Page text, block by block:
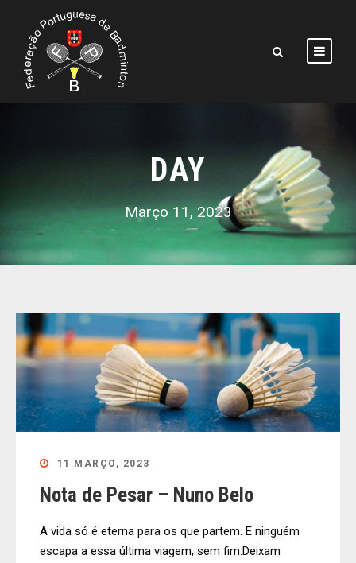
DAY
Março 11, 2023
11 MARÇO, 2023
Nota de Pesar – Nuno Belo
A vida só é eterna para os que partem. E ninguém
escapa a essa última viagem, sem fim.Deixam